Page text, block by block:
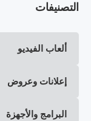
التصنيفات
ألعاب الفيديو
إعلانات وعروض
البرامج والأجهزة